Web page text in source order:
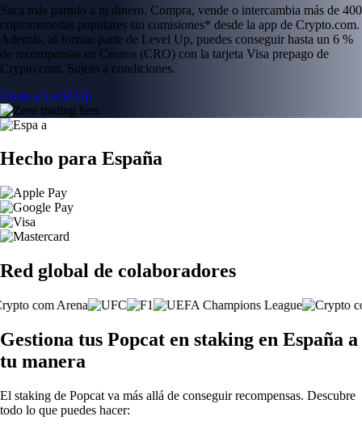
Saca más partido a tu dinero. Compra, vende o intercambia más de 400
criptomonedas populares sin comisiones* desde la app de Crypto.com.
Además, al formar parte de Level Up, puedes conseguir hasta un 6 %
de recompensas en Cronos (CRO) con la tarjeta Visa prepago de
Crypto.com. Sujeto a condiciones.
Únete a Level Up
Hecho para España
Red global de colaboradores
Gestiona tus Popcat en staking en España a
tu manera
El staking de Popcat va más allá de conseguir recompensas. Descubre
todo lo que puedes hacer: